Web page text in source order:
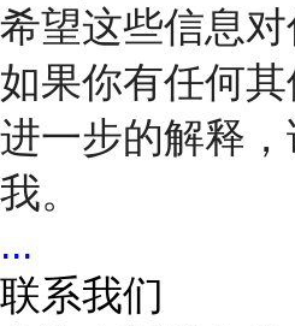
希望这些信息对
如果你有任何
进一步的解释
我。
...
联系我们